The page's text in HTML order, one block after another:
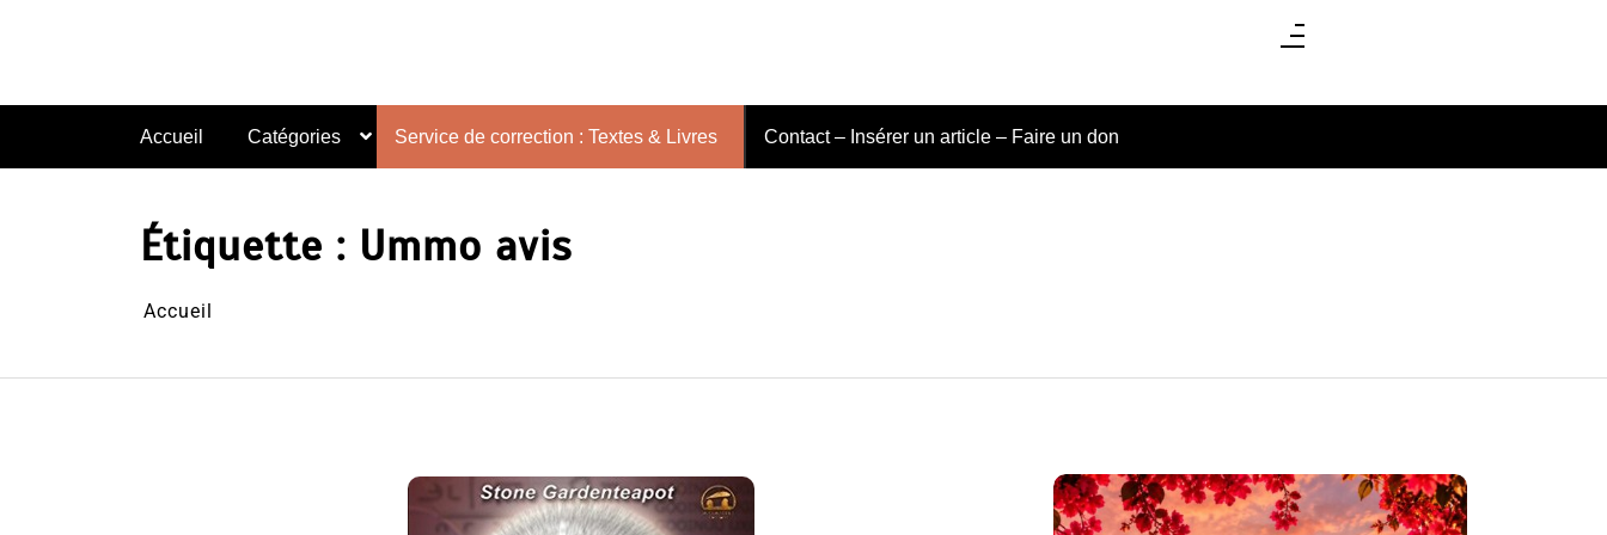
Accueil Catégories Service de correction : Textes & Livres Contact – Insérer un article – Faire un don
Étiquette : Ummo avis
Accueil